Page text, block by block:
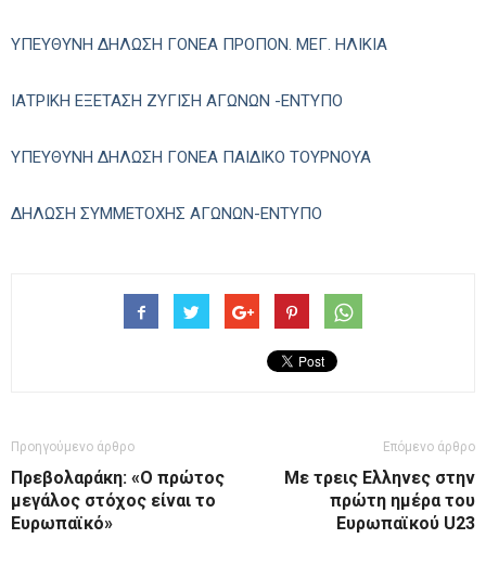
ΥΠΕΥΘΥΝΗ ΔΗΛΩΣΗ ΓΟΝΕΑ ΠΡΟΠΟΝ. ΜΕΓ. ΗΛΙΚΙΑ
ΙΑΤΡΙΚΗ ΕΞΕΤΑΣΗ ΖΥΓΙΣΗ ΑΓΩΝΩΝ -ΕΝΤΥΠΟ
ΥΠΕΥΘΥΝΗ ΔΗΛΩΣΗ ΓΟΝΕΑ ΠΑΙΔΙΚΟ ΤΟΥΡΝΟΥΑ
ΔΗΛΩΣΗ ΣΥΜΜΕΤΟΧΗΣ ΑΓΩΝΩΝ-ΕΝΤΥΠΟ
Προηγούμενο άρθρο
Πρεβολαράκη: «Ο πρώτος
μεγάλος στόχος είναι το
Ευρωπαϊκό»
Επόμενο άρθρο
Με τρεις Ελληνες στην
πρώτη ημέρα του
Ευρωπαϊκού U23